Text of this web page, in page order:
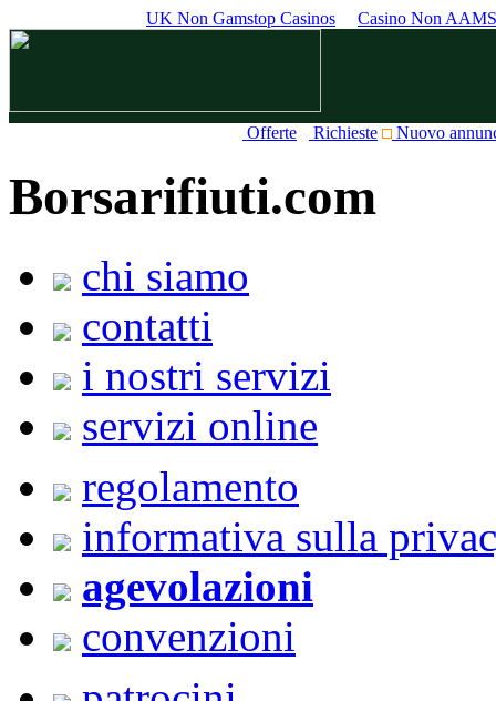
UK Non Gamstop Casinos Casino Non AAMS
Offerte Richieste Nuovo
Borsarifiuti.com
chi siamo
contatti
i nostri servizi
servizi online
regolamento
informativa sulla
agevolazioni
convenzioni